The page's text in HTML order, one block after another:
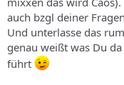
auch bzgl deiner
Und unterlasse das
genau weißt was Du
führt